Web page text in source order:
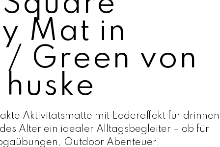
Mat in
/ Green von
Aktivitätsmatte mit Ledereffekt für drinnen
Alter ein idealer Alltagsbegleiter – ob für
Outdoor Abenteuer,